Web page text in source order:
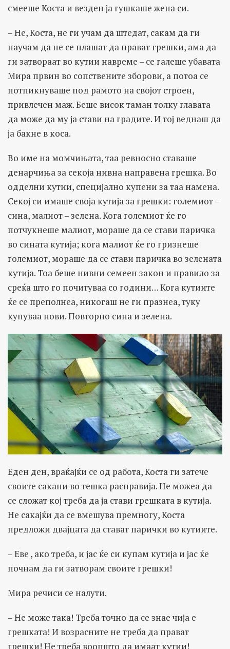
смееше Коста и везден ја гушкаше жена си.
– Не, Коста, не ги учам да штедат, сакам да ги
научам да не се плашат да прават грешки, ама да
ги затвораат во кутии навреме – се галеше убавата
Мира првин во сопствените зборови, а потоа се
потпикнуваше под рамото на својот строен,
привлечен маж. Беше висок таман толку главата
да може да му ја стави на градите. И тој веднаш да
ја бакне в коса.
Во име на момчињата, таа ревносно ставаше
денарчиња за секоја нивна направена грешка. Во
одделни кутии, специјално купени за таа намена.
Секој си имаше своја кутија за грешки: големиот –
сина, малиот – зелена. Кога големиот ќе го
потчукнеше малиот, мораше да се стави паричка
во сината кутија; кога малиот ќе го гризнеше
големиот, мораше да се стави паричка во зелената
кутија. Тоа беше нивни семеен закон и правило за
среќа што го почитуваа со години… Кога кутиите
ќе се преполнеа, никогаш не ги празнеа, туку
купуваа нови. Повторно сина и зелена.
Еден ден, враќајќи се од работа, Коста ги затече
своите сакани во тешка расправија. Не можеа да
се сложат кој треба да ја стави грешката в кутија.
Не сакајќи да се вмешува премногу, Коста
предложи двајцата да стават парички во кутиите.
– Еве , ако треба, и јас ќе си купам кутија и јас ќе
почнам да ги затворам своите грешки!
Мира речиси се налути.
– Не може така! Треба точно да се знае чија е
грешката! И возрасните не треба да прават
грешки! Не треба воопшто да имаат кутии!